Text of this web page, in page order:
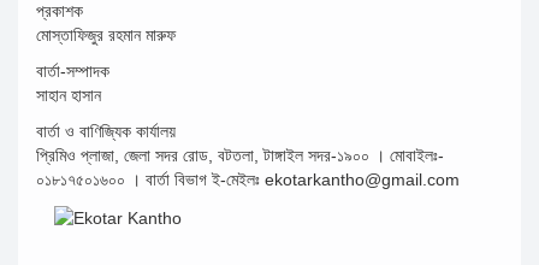
প্রকাশক
মোস্তাফিজুর রহমান মারুফ
বার্তা-সম্পাদক
সাহান হাসান
বার্তা ও বাণিজ্যিক কার্যালয়
প্রিমিও প্লাজা, জেলা সদর রোড, বটতলা, টাঙ্গাইল সদর-১৯০০ । মোবাইলঃ-
০১৮১৭৫০১৬০০ । বার্তা বিভাগ ই-মেইলঃ ekotarkantho@gmail.com